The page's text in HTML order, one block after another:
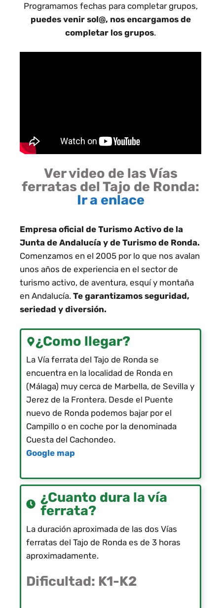
Programamos fechas para completar grupos,
puedes venir sol@, nos encargamos de
completar los grupos.
Ver video de las Vías
ferratas del Tajo de Ronda:
Ir a enlace
Empresa oficial de Turismo Activo de la
Junta de Andalucía y de Turismo de Ronda.
Comenzamos en el 2005 por lo que nos avalan
unos años de experiencia en el sector de
turismo activo, de aventura, esquí y montaña
en Andalucía. Te garantizamos seguridad,
seriedad y diversión.
¿Como llegar?
La Vía ferrata del Tajo de Ronda se
encuentra en la localidad de Ronda en
(Málaga) muy cerca de Marbella, de Sevilla y
Jerez de la Frontera. Desde el Puente
nuevo de Ronda podemos bajar por el
Campillo o en coche por la denominada
Cuesta del Cachondeo.
Google map
¿Cuanto dura la vía
ferrata?
La duración aproximada de las dos Vías
ferratas del Tajo de Ronda es de 3 horas
aproximadamente.
Dificultad: K1-K2